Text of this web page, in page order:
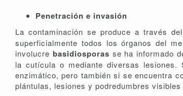
Penetración e invasión
La contaminación se produce a través del
superficialmente todos los órganos del
involucre basidiosporas se ha informado
la cutícula o mediante diversas
enzimático, pero también si se encuentra
plántulas, lesiones y podredumbres